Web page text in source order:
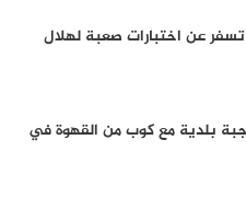
تسفر عن اختبارات صعبة لهلال
بلدية مع كوب من القهوة في